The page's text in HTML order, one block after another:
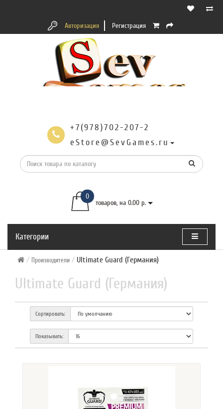
Авторизация Регистрация
+7(978)702-207-2
eStore@SevGames.ru
0
товаров, на 0.00 р.
Категории
Производители Ultimate Guard (Германия)
Ultimate Guard (Германия)
Сортировать:
Показывать: